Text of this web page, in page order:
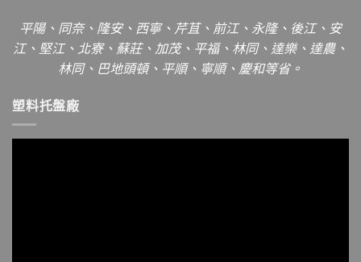
平陽、同奈、隆安、西寧、芹苴、前江、永隆、後江、安
江、堅江、北寮、蘇莊、加茂、平福、林同、達樂、達農、
林同、巴地頭頓、平順、寧順、慶和等省。
塑料托盤廠